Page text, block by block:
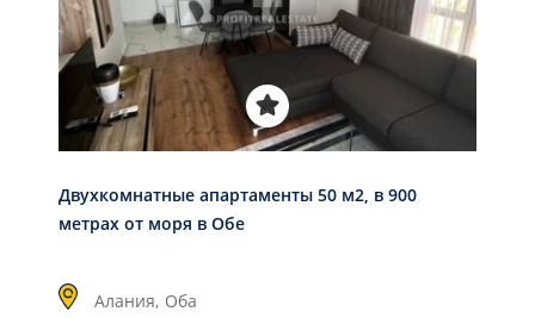
Двухкомнатные апартаменты 50 м2, в 900
метрах от моря в Обе
Алания, Оба